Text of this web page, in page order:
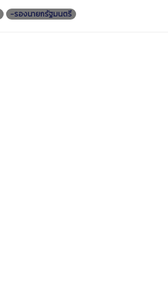
​-รองนายกรัฐมนตรี